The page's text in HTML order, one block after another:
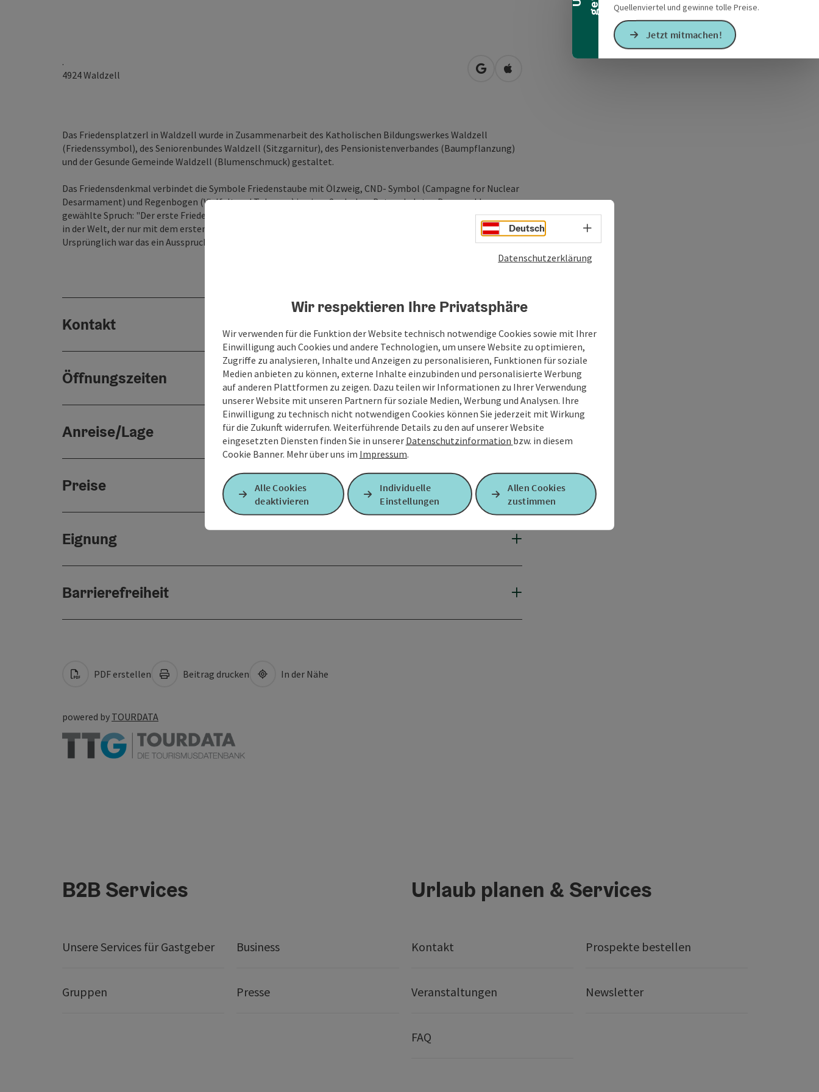
Quellenviertel und gewinne tolle Preise.
Jetzt mitmachen!
.
4924Waldzell in Google Maps öffnen
in Apple Maps öffnen
Das Friedensplatzerl in Waldzell wurde in Zusammenarbeit des Katholischen Bildungswerkes Waldzell
(Friedenssymbol), des Seniorenbundes Waldzell (Sitzgarnitur), des Pensionistenverbandes (Baumpflanzung)
und der Gesunde Gemeinde Waldzell (Blumenschmuck) gestaltet.
Das Friedensdenkmal verbindet die Symbole Friedenstaube mit Ölzweig, CND- Symbol (Campagne for Nuclear
Desarmament) und Regenbogen (Vielfalt und Toleranz) in einer 2m hohen Betonskulptur. Der vom kbw
gewählte Spruch: "Der erste Friede wohnt in mir, den zweiten Frieden finde ich mit dir, der dritte Friede ist der
in der Welt, der nur mit dem ersten richtig hält" ist aus einem Liedertxt von Iria Schaerer aus Bayern.
Ursprünglich war das ein Ausspruch eines Navajohäuptlings.
Kontakt
Öffnungszeiten
Anreise/Lage
Preise
Eignung
Barrierefreiheit
PDF erstellen Beitrag drucken In der Nähe
powered by TOURDATA
B2B Services
Unsere Services für Gastgeber Business
Gruppen Presse
Urlaub planen & Services
Kontakt Prospekte bestellen
Veranstaltungen Newsletter
FAQ
Deutsch Sprachwahl - Menü öffnen
Datenschutzerklärung
Wir respektieren Ihre Privatsphäre
Wir verwenden für die Funktion der Website technisch notwendige Cookies sowie mit Ihrer
Einwilligung auch Cookies und andere Technologien, um unsere Website zu optimieren,
Zugriffe zu analysieren, Inhalte und Anzeigen zu personalisieren, Funktionen für soziale
Medien anbieten zu können, externe Inhalte einzubinden und personalisierte Werbung
auf anderen Plattformen zu zeigen. Dazu teilen wir Informationen zu Ihrer Verwendung
unserer Website mit unseren Partnern für soziale Medien, Werbung und Analysen. Ihre
Einwilligung zu technisch nicht notwendigen Cookies können Sie jederzeit mit Wirkung
für die Zukunft widerrufen. Weiterführende Details zu den auf unserer Website
eingesetzten Diensten finden Sie in unserer Datenschutzinformation bzw. in diesem
Cookie Banner. Mehr über uns im Impressum.
Alle Cookies
deaktivieren
Individuelle
Einstellungen
Allen Cookies
zustimmen